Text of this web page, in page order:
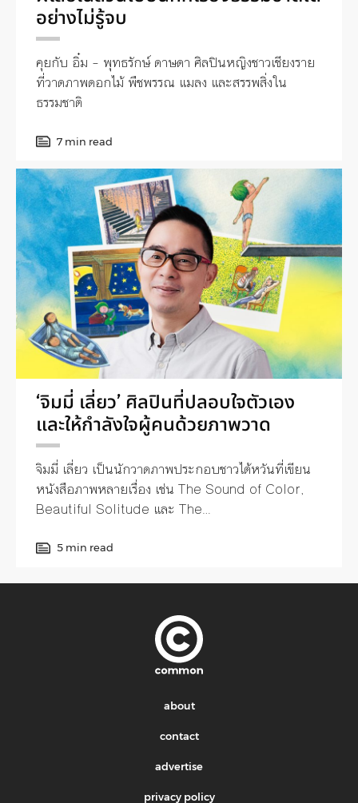
อย่างไม่รู้จบ
คุยกับ อิ๋ม – พุทธรักษ์ ดาษดา ศิลปินหญิงชาวเชียงราย
ที่วาดภาพดอกไม้ พืชพรรณ แมลง และสรรพสิ่งใน
ธรรมชาติ
7 min read
‘จิมมี่ เลี่ยว’ ศิลปินที่ปลอบใจตัวเอง
และให้กำลังใจผู้คนด้วยภาพวาด
จิมมี่ เลี่ยว เป็นนักวาดภาพประกอบชาวไต้หวันที่เขียน
หนังสือภาพหลายเรื่อง เช่น The Sound of Color,
Beautiful Solitude และ The
5 min read
about
contact
advertise
privacy policy